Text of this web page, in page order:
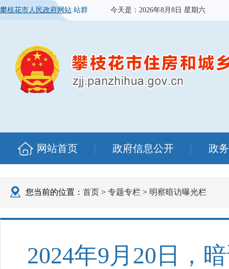
攀枝花市人民政府网站 站群 今天是： 2026年8月8日 星期六
网站首页 政府信息公开 政
您当前的位置： 首页 > 专题专栏 > 明察暗访曝光栏
2024年9月20日，